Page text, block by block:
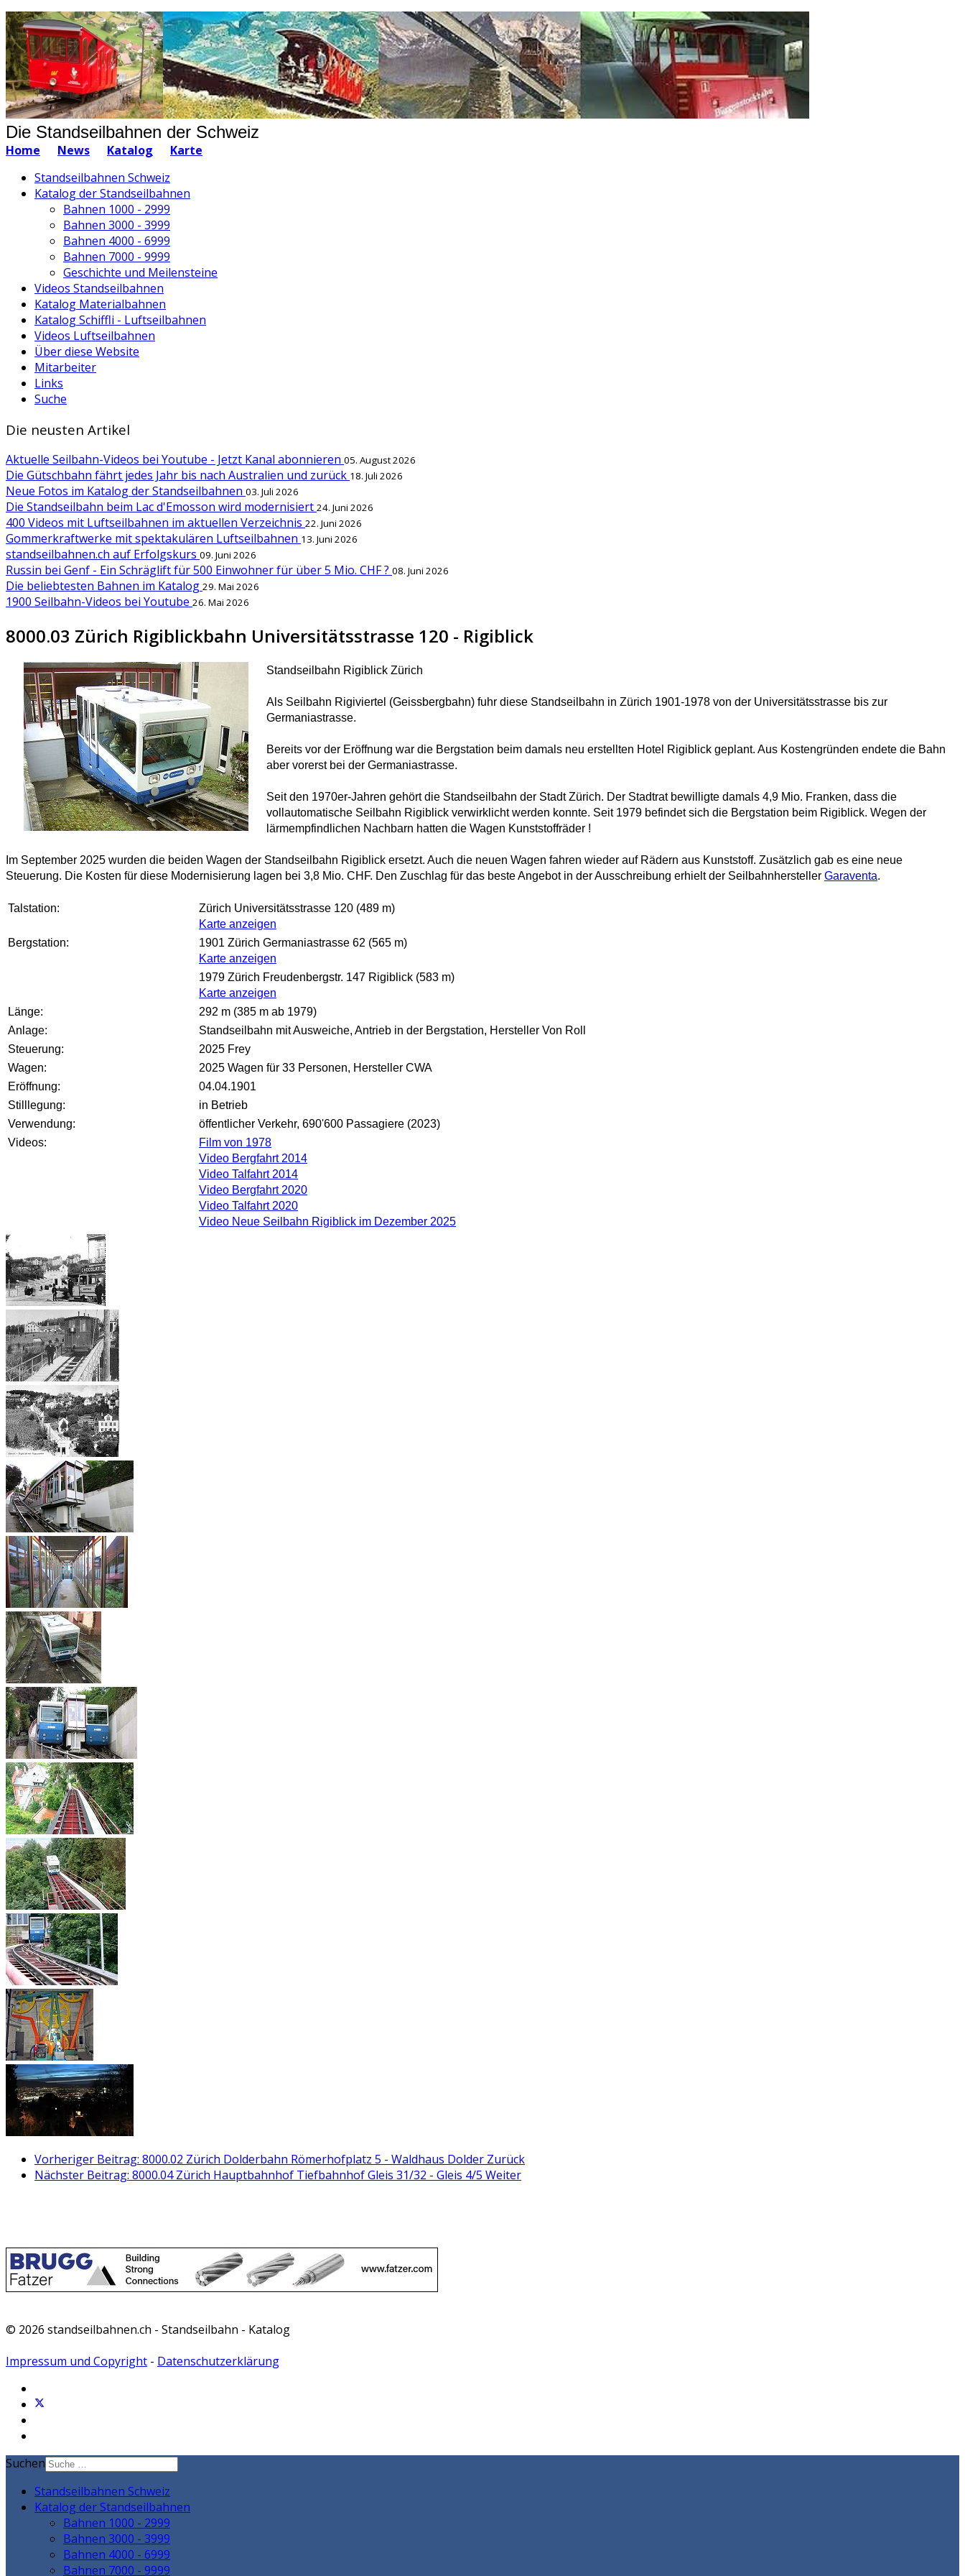
Die Standseilbahnen der Schweiz
Home News Katalog
Karte
Standseilbahnen Schweiz
Katalog der Standseilbahnen
Bahnen 1000 - 2999
Bahnen 3000 - 3999
Bahnen 4000 - 6999
Bahnen 7000 - 9999
Geschichte und Meilensteine
Videos Standseilbahnen
Katalog Materialbahnen
Katalog Schiffli - Luftseilbahnen
Videos Luftseilbahnen
Über diese Website
Mitarbeiter
Links
Suche
Die neusten Artikel
Aktuelle Seilbahn-Videos bei Youtube - Jetzt Kanal abonnieren 05. August 2026
Die Gütschbahn fährt jedes Jahr bis nach Australien und zurück 18. Juli 2026
Neue Fotos im Katalog der Standseilbahnen 03. Juli 2026
Die Standseilbahn beim Lac d'Emosson wird modernisiert 24. Juni 2026
400 Videos mit Luftseilbahnen im aktuellen Verzeichnis 22. Juni 2026
Gommerkraftwerke mit spektakulären Luftseilbahnen 13. Juni 2026
standseilbahnen.ch auf Erfolgskurs 09. Juni 2026
Russin bei Genf - Ein Schräglift für 500 Einwohner für über 5 Mio. CHF ? 08. Juni 2026
Die beliebtesten Bahnen im Katalog 29. Mai 2026
1900 Seilbahn-Videos bei Youtube 26. Mai 2026
8000.03 Zürich Rigiblickbahn Universitätsstrasse 120 - Rigiblick
Standseilbahn Rigiblick Zürich
Als Seilbahn Rigiviertel (Geissbergbahn) fuhr diese Standseilbahn in Zürich 1901-1978 von der Universitätsstrasse bis zur
Germaniastrasse.
Bereits vor der Eröffnung war die Bergstation beim damals neu erstellten Hotel Rigiblick geplant. Aus Kostengründen endete die Bahn
aber vorerst bei der Germaniastrasse.
Seit den 1970er-Jahren gehört die Standseilbahn der Stadt Zürich. Der Stadtrat bewilligte damals 4,9 Mio. Franken, dass die
vollautomatische Seilbahn Rigiblick verwirklicht werden konnte. Seit 1979 befindet sich die Bergstation beim Rigiblick. Wegen der
lärmempfindlichen Nachbarn hatten die Wagen Kunststoffräder !
Im September 2025 wurden die beiden Wagen der Standseilbahn Rigiblick ersetzt. Auch die neuen Wagen fahren wieder auf Rädern aus Kunststoff. Zusätzlich gab es eine neue
Steuerung. Die Kosten für diese Modernisierung lagen bei 3,8 Mio. CHF. Den Zuschlag für das beste Angebot in der Ausschreibung erhielt der Seilbahnhersteller Garaventa.
Talstation:
Zürich Universitätsstrasse 120 (489 m)
Karte anzeigen
Bergstation:
1901 Zürich Germaniastrasse 62 (565 m)
Karte anzeigen
1979 Zürich Freudenbergstr. 147 Rigiblick (583 m)
Karte anzeigen
Länge:
292 m (385 m ab 1979)
Anlage:
Standseilbahn mit Ausweiche, Antrieb in der Bergstation, Hersteller Von Roll
Steuerung:
2025 Frey
Wagen:
2025 Wagen für 33 Personen, Hersteller CWA
Eröffnung:
04.04.1901
Stilllegung:
in Betrieb
Verwendung:
öffentlicher Verkehr, 690'600 Passagiere (2023)
Videos:
Film von 1978
Video Bergfahrt 2014
Video Talfahrt 2014
Video Bergfahrt 2020
Video Talfahrt 2020
Video Neue Seilbahn Rigiblick im Dezember 2025
Vorheriger Beitrag: 8000.02 Zürich Dolderbahn Römerhofplatz 5 - Waldhaus Dolder Zurück
Nächster Beitrag: 8000.04 Zürich Hauptbahnhof Tiefbahnhof Gleis 31/32 - Gleis 4/5 Weiter
© 2026 standseilbahnen.ch - Standseilbahn - Katalog
Impressum und Copyright - Datenschutzerklärung
Suchen
Standseilbahnen Schweiz
Katalog der Standseilbahnen
Bahnen 1000 - 2999
Bahnen 3000 - 3999
Bahnen 4000 - 6999
Bahnen 7000 - 9999